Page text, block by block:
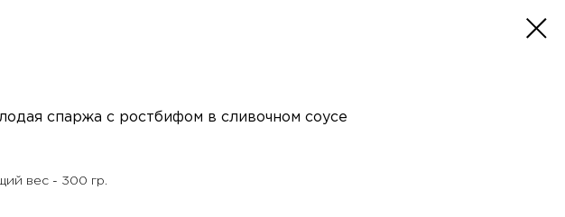
спаржа с ростбифом в сливочном соусе
вес - 300 гр.